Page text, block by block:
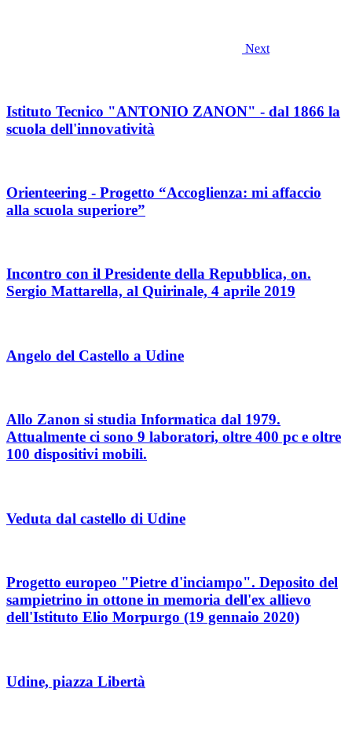
Next
Istituto Tecnico "ANTONIO ZANON" - dal 1866 la
scuola dell'innovatività
Orienteering - Progetto “Accoglienza: mi affaccio
alla scuola superiore”
Incontro con il Presidente della Repubblica, on.
Sergio Mattarella, al Quirinale, 4 aprile 2019
Angelo del Castello a Udine
Allo Zanon si studia Informatica dal 1979.
Attualmente ci sono 9 laboratori, oltre 400 pc e oltre
100 dispositivi mobili.
Veduta dal castello di Udine
Progetto europeo "Pietre d'inciampo". Deposito del
sampietrino in ottone in memoria dell'ex allievo
dell'Istituto Elio Morpurgo (19 gennaio 2020)
Udine, piazza Libertà